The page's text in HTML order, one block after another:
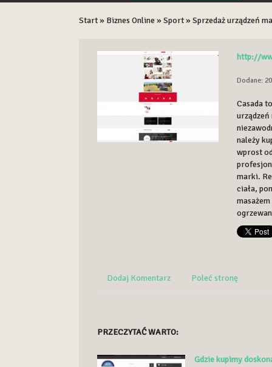
Start» Biznes Online »Sport»Sprzedaż urządzeń
http://
Dodane:
Casada
należy
wprost
marki.
ciała,
Dodaj Komentarz Poleć stronę
PRZECZYTAĆ WARTO:
Gdzie kupimy